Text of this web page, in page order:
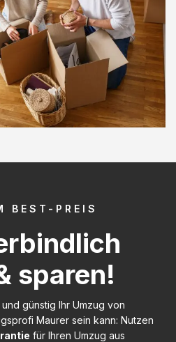
BEST-PREIS
sparen!
günstig Ihr Umzug von
Maurer sein kann: Nutzen
für Ihren Umzug aus